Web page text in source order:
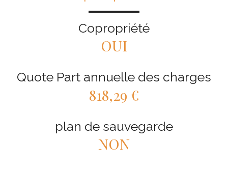
Copropriété
OUI
Quote Part annuelle des charges
818,29 €
plan de sauvegarde
NON